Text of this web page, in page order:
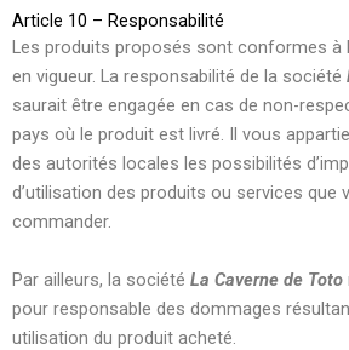
Article 10 – Responsabilité
Les produits proposés sont conformes à
en vigueur. La responsabilité de la société
saurait être engagée en cas de non-
pays où le produit est livré. Il vous
des autorités locales les possibilités
d’utilisation des produits ou services que
commander.
Par ailleurs, la société La Caverne de Toto
pour responsable des dommages
utilisation du produit acheté.